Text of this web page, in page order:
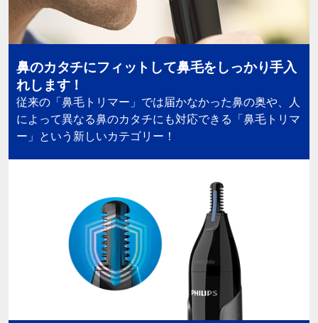
鼻のカタチにフィットして鼻毛をしっかり手入
れします！
従来の「鼻毛トリマー」では届かなかった鼻の奥や、人
によって異なる鼻のカタチにも対応できる「鼻毛トリマ
ー」という新しいカテゴリー！